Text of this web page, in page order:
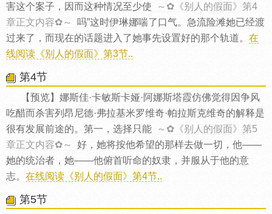
害这个案子，因而这种情况至少使
～✿《别人的假面》第4
章正文内容✿～
吗”这时伊琳娜喘了口气。急流险滩她已经渡
过来了，而现在的话题进入了她事先设置好的那个轨道。 在
线阅读《别人的假面》第3节..
第4节
【预览】娜斯佳·卡敏斯卡娅·阿娜斯塔霞仿佛觉得因争风
吃醋而杀害列昂尼德·弗拉基米罗维奇·帕拉斯克维奇的解释是
很有发展前途的。第一，选择只能
～✿《别人的假面》第5
章正文内容✿～
好，她将按他希望的那样去做一切，他——
她的统治者，她——他俯首听命的奴隶，并服从于他的意
志。 在线阅读《别人的假面》第4节..
第5节